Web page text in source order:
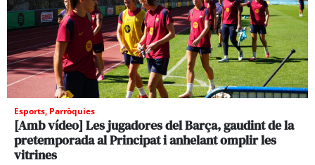
Esports, Parròquies
[Amb vídeo] Les jugadores del Barça, gaudint de la
pretemporada al Principat i anhelant omplir les
vitrines